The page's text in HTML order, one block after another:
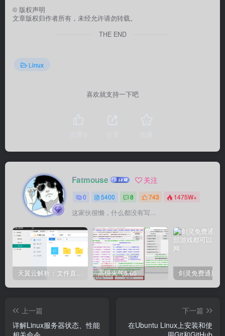
© 版权声明
文章版权归作者所有，未经允许请勿转载。
THE END
Linux
喜欢就支持一下吧
Fatmouse 关注
0 5400 8 743 1475W+
这家伙很懒，什么都没有写...
天翼云解析：文件直链获取源码 高级火气5.65
上一篇
详解Linux服务器状态、性能
下一篇
在Ubuntu Linux上安装和使